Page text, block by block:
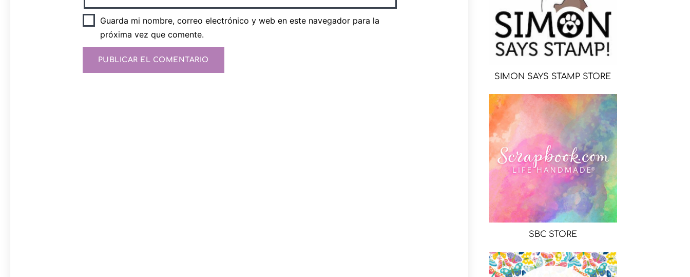
Guarda mi nombre, correo electrónico y web en este navegador para la
próxima vez que comente.
SIMON SAYS STAMP STORE
SBC STORE